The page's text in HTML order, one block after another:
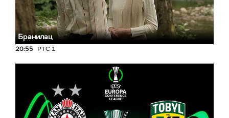
Бранилац
20:55 РТС 1